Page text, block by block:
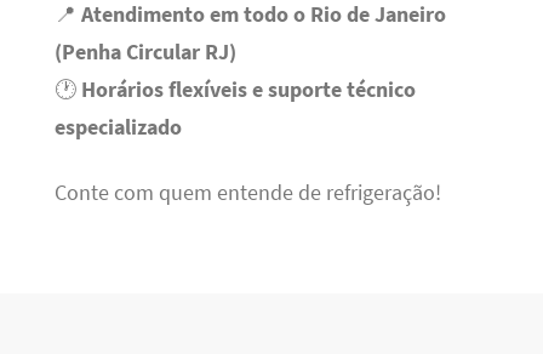
📍 Atendimento em todo o Rio de Janeiro
(Penha Circular RJ)
🕐 Horários flexíveis e suporte técnico
especializado
Conte com quem entende de refrigeração!